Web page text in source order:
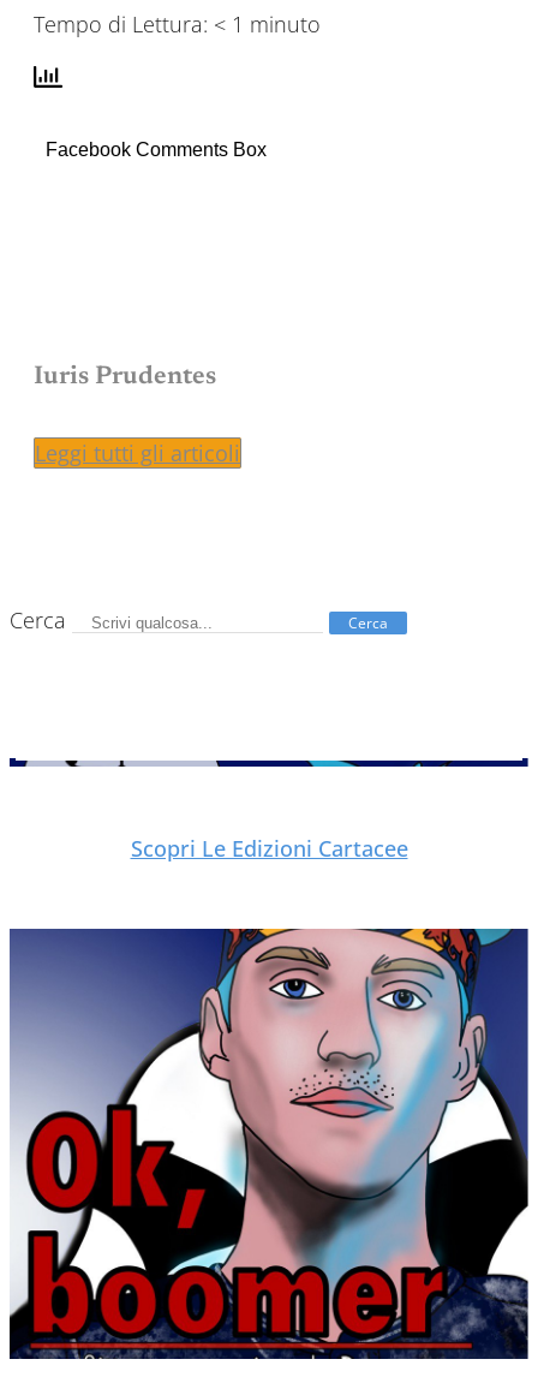
Tempo di Lettura: < 1 minuto
Facebook Comments Box
Iuris Prudentes
Leggi tutti gli articoli
Cerca Cerca
Scopri Le Edizioni Cartacee